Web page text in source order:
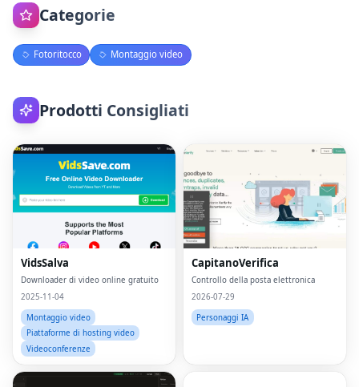
Categorie
Fotoritocco Montaggio video
Prodotti Consigliati
VidsSalva
Downloader di video online gratuito
2025-11-04
Montaggio video
Piattaforme di hosting video
Videoconferenze
CapitanoVerifica
Controllo della posta elettronica
2026-07-29
Personaggi IA